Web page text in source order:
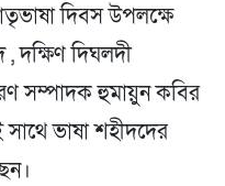
দিবস উপলক্ষে
, দক্ষিণ দিঘলদী
সম্পাদক হুমায়ুন কবির
সাথে ভাষা শহীদদের